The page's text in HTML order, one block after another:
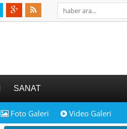
SANAT
Foto Galeri Video Galeri